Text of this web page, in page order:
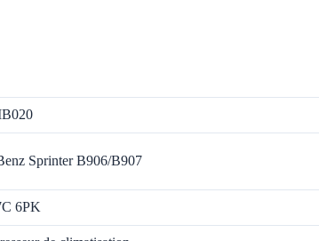
Sprinter B906/B907
6PK